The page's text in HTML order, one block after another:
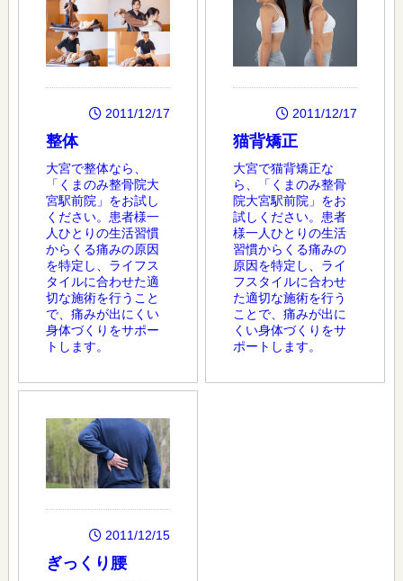
2011/12/17
整体
大宮で整体なら、
「くまのみ整骨院大
宮駅前院」をお試し
ください。患者様一
人ひとりの生活習慣
からくる痛みの原因
を特定し、ライフス
タイルに合わせた適
切な施術を行うこと
で、痛みが出にくい
身体づくりをサポー
トします。
2011/12/17
猫背矯正
大宮で猫背矯正な
ら、「くまのみ整骨
院大宮駅前院」をお
試しください。患者
様一人ひとりの生活
習慣からくる痛みの
原因を特定し、ライ
フスタイルに合わせ
た適切な施術を行う
ことで、痛みが出に
くい身体づくりをサ
ポートします。
2011/12/15
ぎっくり腰